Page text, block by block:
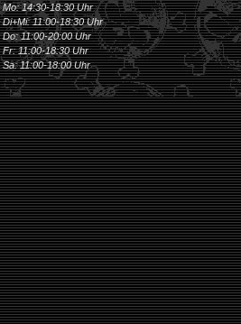
Mo: 14:30-18:30 Uhr
Di+Mi: 11:00-18:30 Uhr
Do: 11:00-20:00 Uhr
Fr: 11:00-18:30 Uhr
Sa: 11:00-18:00 Uhr